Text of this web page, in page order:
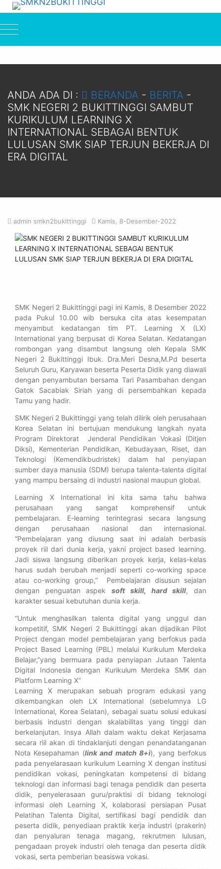
ANDA ADA DI : BERANDA - BERITA -
SMK NEGERI 2 BUKITTINGGI SAMBUT
KURIKULUM LEARNING X
INTERNATIONAL SEBAGAI BENTUK
LULUSAN SMK SIAP TERJUN BEKERJA DI
ERA DIGITAL
admin smkn2bukittinggi Kamis, 8-Desember-2022
SMK Negeri 2 Bukittinggi pagi ini Kamis, 8 Desember 2022
pada Pukul 10.00 wib bersuka cita atas kesempatan
menyambut kedatangan tim PT. Learning X (LX)
International yang berpusat di Korea Selatan. Kedatangan
rombongan yang disambut langsung oleh Kepala SMK
Negeri 2 Bukittinggi Ibuk. Dra.Meri Desna,M.Pd beserta
Seluruh Guru, Karyawan beserta Peserta Didik yang diawali
dengan penyambutan bersama Tari Pasambahan dengan
Gatok Sacabiak Siriah yang di persembahkan kepada
Tamu yang hadir.
SMK Negeri 2 Bukittinggi yang telah dilirik oleh perusahaan
Korea Selatan ini bertujuan mendukung langkah nyata
Program Direktorat Jenderal Pendidikan Vokasi (Ditjen
Diksi), Kementerian Pendidikan, Kebudayaan, Riset, dan
Teknologi (Kemendikbudristek) dalam hal penyiapan
sumber daya manusia (SDM) berupa talenta-talenta digital
yang mampu bersaing di industri nasional maupun global.
Learning X International ini kita sama tahu bahwa
perusahaan yang sangat komprehensif untuk
pembelajaran. E-learning terintegrasi secara langsung
dengan perusahaan nasional dan internasional.
“Pembelajaran yang diusung saat ini adalah berbasis
proyek riil dari dunia kerja, yakni project based learning.
Jadi siswa langsung diberikan proyek kerja, kelas-kelas
harus sudah berubah menjadi seperti co-working space
atau co-working group,” Pembelajaran disusun sejalan
dengan penguatan aspeksoft skill, hard skill, dan
karakter sesuai kebutuhan dunia kerja.
“Untuk menghasilkan talenta digital yang unggul dan
kompetitif, SMK Negeri 2 Bukittinggi akan dijadikan Pilot
Project dengan model pembelajaran yang berfokus pada
Project Based Learning (PBL) melalui Kurikulum Merdeka
Belajar,”yang bermuara pada penyiapan Jutaan Talenta
Digital Indonesia dengan Kurikulum Merdeka SMK dan
Platform Learning X”
Learning X merupakan sebuah program edukasi yang
dikembangkan oleh LX International (sebelumnya LG
International, Korea Selatan), sebagai suatu solusi edukasi
berbasis industri dengan skalabilitas yang tinggi dan
berkelanjutan. Insya Allah dalam waktu dekat Kerjasama
secara riil akan di tindaklanjuti dengan penandatanganan
Nota Kesepahaman (link and match 8+i), yang berfokus
pada penyelarasaan kurikulum Learning X dengan institusi
pendidikan vokasi, peningkatan kompetensi di bidang
teknologi dan informasi bagi tenaga pendidik dan peserta
didik, penyelerasaan guru/praktisi di bidang teknologi
informasi oleh Learning X, kolaborasi persiapan Pusat
Pelatihan Talenta Digital, sertifikasi bagi pendidik dan
peserta didik, penyediaan praktik kerja industri (prakerin)
dan penyaluran tenaga magang, rekrutmen lulusan,
pengadaan proyek industri oleh tenaga dan peserta didik
vokasi, serta pemberian beasiswa vokasi.